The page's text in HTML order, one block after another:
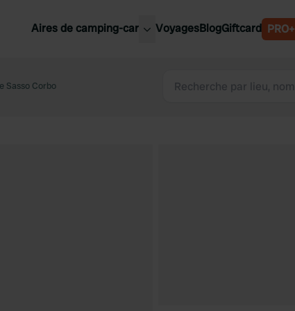
Aires de camping-car
Slovénie
VoyagesBlogGiftcard PRO+
Sasso Corbo